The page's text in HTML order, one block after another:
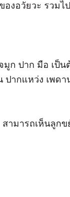
งอวัยวะ รวมไ
ก ปาก มือ เป็น
ปากแหว่ง เพดา
สามารถเห็นลูก